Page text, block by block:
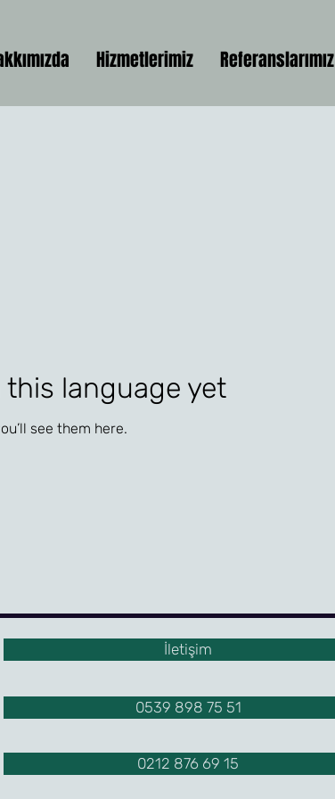
Hizmetlerimiz Referanslarımız
language yet
see them here.
İletişim
0539 898 75 51
0212 876 69 15